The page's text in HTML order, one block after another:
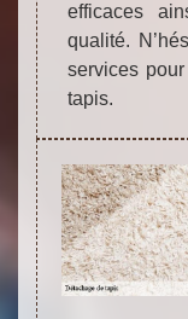
efficaces
qualité.
services
tapis.